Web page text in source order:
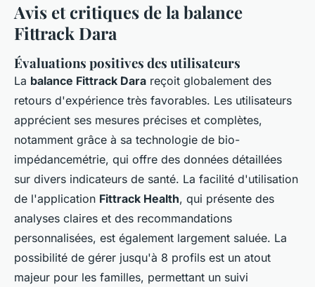
Avis et critiques de la balance
Fittrack Dara
Évaluations positives des utilisateurs
La balance Fittrack Dara reçoit globalement des
retours d'expérience très favorables. Les utilisateurs
apprécient ses mesures précises et complètes,
notamment grâce à sa technologie de bio-
impédancemétrie, qui offre des données détaillées
sur divers indicateurs de santé. La facilité d'utilisation
de l'application Fittrack Health, qui présente des
analyses claires et des recommandations
personnalisées, est également largement saluée. La
possibilité de gérer jusqu'à 8 profils est un atout
majeur pour les familles, permettant un suivi